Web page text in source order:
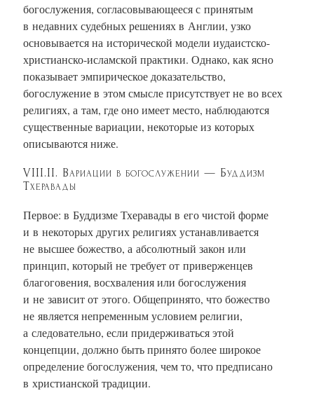
богослужения, согласовывающееся с принятым
в недавних судебных решениях в Англии, узко
основывается на исторической модели иудаистско-
христианско-исламской практики. Однако, как ясно
показывает эмпирическое доказательство,
богослужение в этом смысле присутствует не во всех
религиях, а там, где оно имеет место, наблюдаются
существенные вариации, некоторые из которых
описываются ниже.
VIII.II. Вариации в богослужении — Буддизм
Тхеравады
Первое: в Буддизме Тхеравады в его чистой форме
и в некоторых других религиях устанавливается
не высшее божество, а абсолютный закон или
принцип, который не требует от приверженцев
благоговения, восхваления или богослужения
и не зависит от этого. Общепринято, что божество
не является непременным условием религии,
а следовательно, если придерживаться этой
концепции, должно быть принято более широкое
определение богослужения, чем то, что предписано
в христианской традиции.